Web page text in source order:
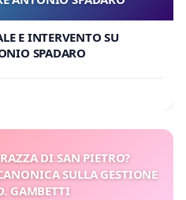
E INTERVENTO SU
SPADARO
DI SAN PIETRO?
SULLA GESTIONE
GAMBETTI